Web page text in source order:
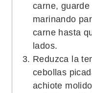
carne,
marinando
carne hasta
lados.
Reduzca la
cebollas
achiote